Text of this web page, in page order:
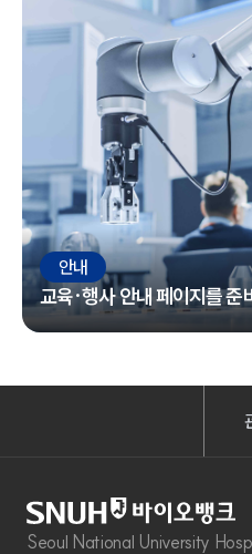
안내
교육·행사 안내 페이지를 준
Seoul National University